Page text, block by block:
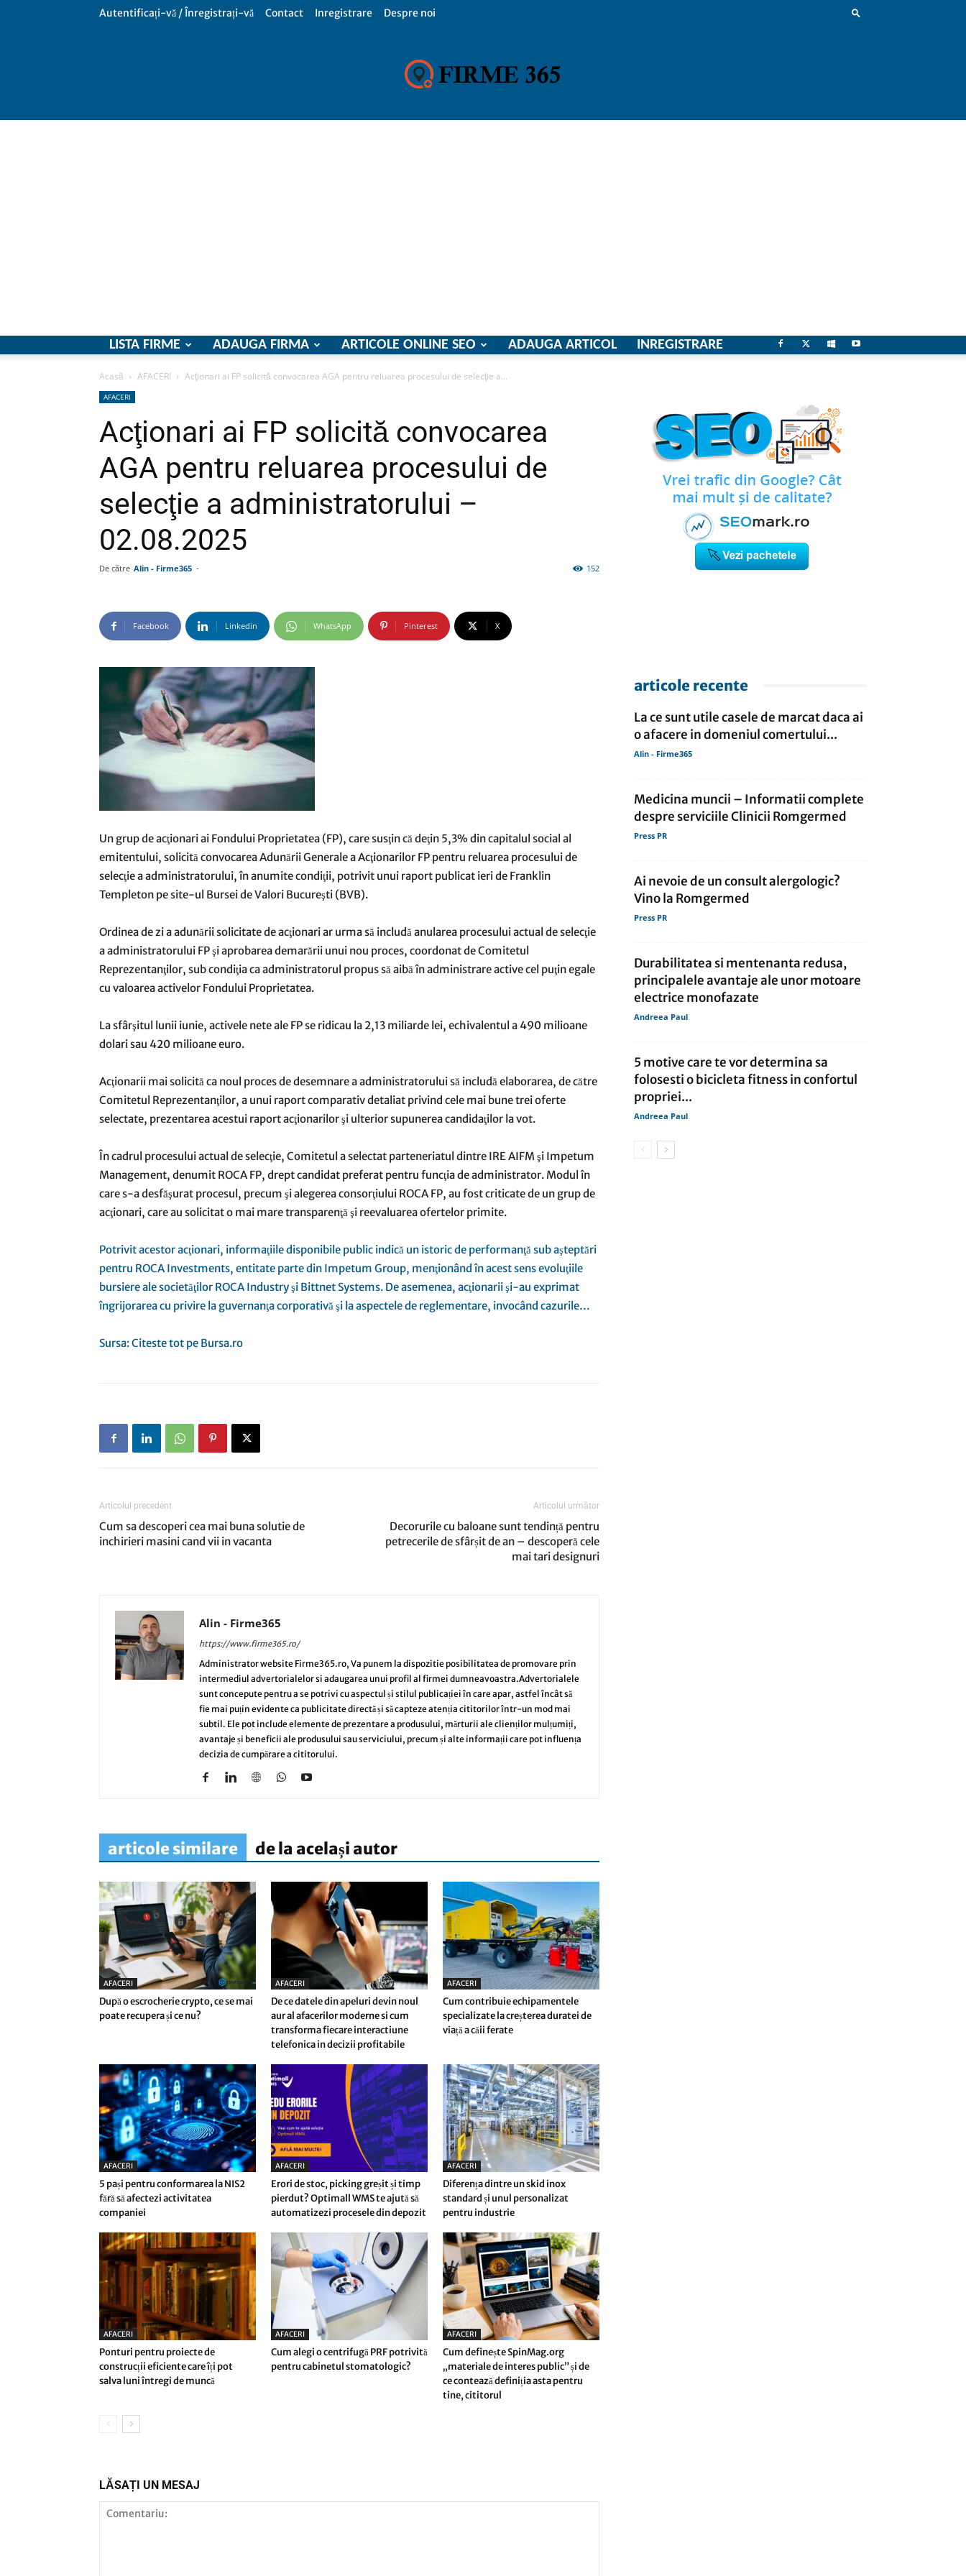
Autentificați-vă / Înregistrați-vă Contact Inregistrare Despre noi
LISTA FIRME ADAUGA FIRMA ARTICOLE ONLINE SEO ADAUGA ARTICOL INREGISTRARE
Acasă AFACERI Acţionari ai FP solicită convocarea AGA pentru reluarea procesului de selecţie a...
AFACERI
Acţionari ai FP solicită convocarea
AGA pentru reluarea procesului de
selecţie a administratorului –
02.08.2025
De către Alin - Firme365 - 152
Facebook Linkedin WhatsApp Pinterest X
Un grup de acţionari ai Fondului Proprietatea (FP), care susţin că deţin 5,3% din capitalul social al
emitentului, solicită convocarea Adunării Generale a Acţionarilor FP pentru reluarea procesului de
selecţie a administratorului, în anumite condiţii, potrivit unui raport publicat ieri de Franklin
Templeton pe site-ul Bursei de Valori Bucureşti (BVB).
Ordinea de zi a adunării solicitate de acţionari ar urma să includă anularea procesului actual de selecţie
a administratorului FP şi aprobarea demarării unui nou proces, coordonat de Comitetul
Reprezentanţilor, sub condiţia ca administratorul propus să aibă în administrare active cel puţin egale
cu valoarea activelor Fondului Proprietatea.
La sfârşitul lunii iunie, activele nete ale FP se ridicau la 2,13 miliarde lei, echivalentul a 490 milioane
dolari sau 420 milioane euro.
Acţionarii mai solicită ca noul proces de desemnare a administratorului să includă elaborarea, de către
Comitetul Reprezentanţilor, a unui raport comparativ detaliat privind cele mai bune trei oferte
selectate, prezentarea acestui raport acţionarilor şi ulterior supunerea candidaţilor la vot.
În cadrul procesului actual de selecţie, Comitetul a selectat parteneriatul dintre IRE AIFM şi Impetum
Management, denumit ROCA FP, drept candidat preferat pentru funcţia de administrator. Modul în
care s-a desfăşurat procesul, precum şi alegerea consorţiului ROCA FP, au fost criticate de un grup de
acţionari, care au solicitat o mai mare transparenţă şi reevaluarea ofertelor primite.
Potrivit acestor acţionari, informaţiile disponibile public indică un istoric de performanţă sub aşteptări
pentru ROCA Investments, entitate parte din Impetum Group, menţionând în acest sens evoluţiile
bursiere ale societăţilor ROCA Industry şi Bittnet Systems. De asemenea, acţionarii şi-au exprimat
îngrijorarea cu privire la guvernanţa corporativă şi la aspectele de reglementare, invocând cazurile…
Sursa: Citeste tot pe Bursa.ro
Articolul precedent
Cum sa descoperi cea mai buna solutie de
inchirieri masini cand vii in vacanta
Articolul următor
Decorurile cu baloane sunt tendință pentru
petrecerile de sfârșit de an – descoperă cele
mai tari designuri
Alin - Firme365
https://www.firme365.ro/
Administrator website Firme365.ro, Va punem la dispozitie posibilitatea de promovare prin
intermediul advertorialelor si adaugarea unui profil al firmei dumneavoastra.Advertorialele
sunt concepute pentru a se potrivi cu aspectul și stilul publicației în care apar, astfel încât să
fie mai puțin evidente ca publicitate directă și să capteze atenția cititorilor într-un mod mai
subtil. Ele pot include elemente de prezentare a produsului, mărturii ale clienților mulțumiți,
avantaje și beneficii ale produsului sau serviciului, precum și alte informații care pot influența
decizia de cumpărare a cititorului.
articole similare de la același autor
AFACERI
După o escrocherie crypto, ce se mai
poate recupera și ce nu?
AFACERI
De ce datele din apeluri devin noul
aur al afacerilor moderne si cum
transforma fiecare interactiune
telefonica in decizii profitabile
AFACERI
Cum contribuie echipamentele
specializate la creșterea duratei de
viață a căii ferate
AFACERI
5 pași pentru conformarea la NIS2
fără să afectezi activitatea
companiei
AFACERI
Erori de stoc, picking greșit și timp
pierdut? Optimall WMS te ajută să
automatizezi procesele din depozit
AFACERI
Diferența dintre un skid inox
standard și unul personalizat
pentru industrie
AFACERI
Ponturi pentru proiecte de
construcții eficiente care îți pot
salva luni întregi de muncă
AFACERI
Cum alegi o centrifugă PRF potrivită
pentru cabinetul stomatologic?
AFACERI
Cum definește SpinMag.org
„materiale de interes public” și de
ce contează definiția asta pentru
tine, cititorul
LĂSAȚI UN MESAJ
articole recente
La ce sunt utile casele de marcat daca ai
o afacere in domeniul comertului...
Alin - Firme365
Medicina muncii – Informatii complete
despre serviciile Clinicii Romgermed
Press PR
Ai nevoie de un consult alergologic?
Vino la Romgermed
Press PR
Durabilitatea si mentenanta redusa,
principalele avantaje ale unor motoare
electrice monofazate
Andreea Paul
5 motive care te vor determina sa
folosesti o bicicleta fitness in confortul
propriei...
Andreea Paul